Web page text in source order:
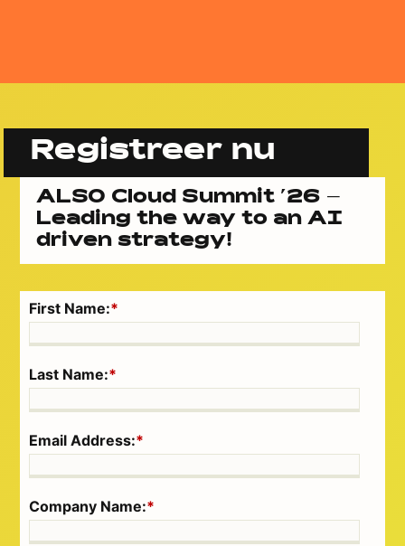
Registreer nu
ALSO Cloud Summit ’26 –
Leading the way to an AI
driven strategy!
*
First Name:
*
Last Name:
*
Email Address:
*
Company Name: